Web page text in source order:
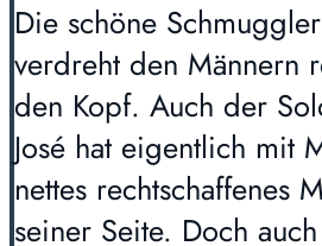
Die schöne
verdreht den Männern
den Kopf. Auch der
José hat eigentlich mit
nettes rechtschaffenes
seiner Seite. Doch